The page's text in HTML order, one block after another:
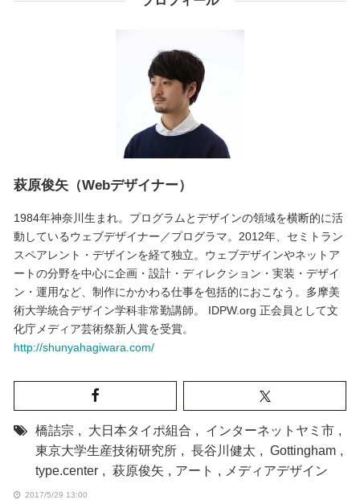
萩原俊矢（Webデザイナー）
1984年神奈川生まれ。プログラムとデザインの領域を横断的に活
動しているウェブデザイナー／プログラマ。2012年、セミトラン
スペアレント・デザインを経て独立。ウェブデザインやネットア
ートの分野を中心に企画・設計・ディレクション・実装・デザイ
ン・運用など、制作にかかわる仕事を包括的におこなう。多摩美
術大学統合デザイン学科非常勤講師。 IDPW.org 正会員として文
化庁メディア芸術祭新人賞を受賞。
http://shunyahagiwara.com/
橋詰宗 , 大日本タイポ組合 , インターネットヤミ市 ,
東京大学生産技術研究所 , 長谷川健太 , Gottingham ,
type.center , 萩原俊矢 , アート , メディアデザイン
2017/5/29 13:00